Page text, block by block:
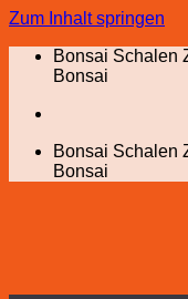
Zum Inhalt springen
Bonsai Schalen
Bonsai
Bonsai Schalen
Bonsai